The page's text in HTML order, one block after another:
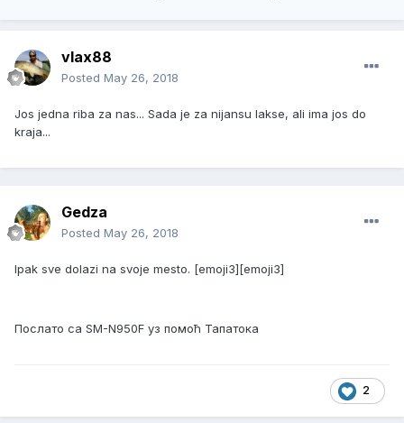
vlax88
Posted May 26, 2018
Jos jedna riba za nas... Sada je za nijansu lakse, ali ima jos do
kraja...
Gedza
Posted May 26, 2018
Ipak sve dolazi na svoje mesto. [emoji3][emoji3]
Послато са SM-N950F уз помоћ Тапатока
2